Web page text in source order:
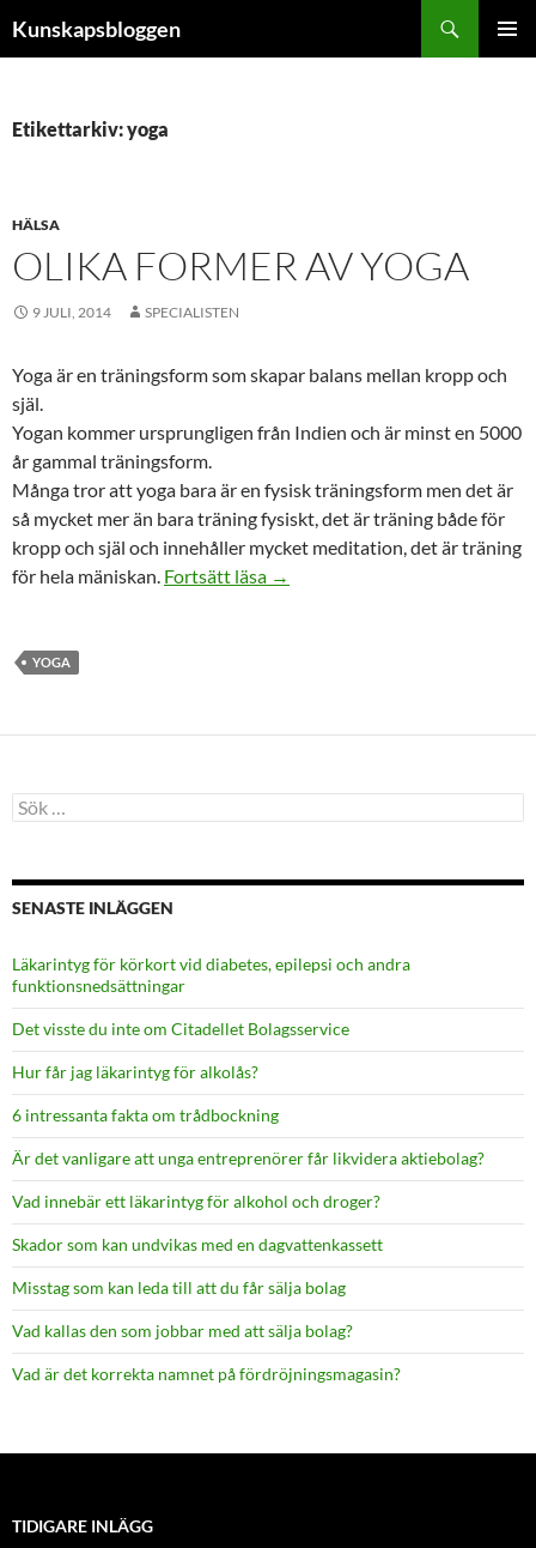
tillKunskapsbloggen
Etikettarkiv: yoga
HÄLSA
OLIKA FORMER AV YOGA
9 JULI, 2014 SPECIALISTEN
Yoga är en träningsform som skapar balans mellan kropp och
själ.
Yogan kommer ursprungligen från Indien och är minst en 5000
år gammal träningsform.
Många tror att yoga bara är en fysisk träningsform men det är
så mycket mer än bara träning fysiskt, det är träning både för
kropp och själ och innehåller mycket meditation, det är träning
för hela mäniskan. Fortsätt läsa Olika former av Yoga
→
YOGA
Sök
efter:
SENASTE INLÄGGEN
Läkarintyg för körkort vid diabetes, epilepsi och andra
funktionsnedsättningar
Det visste du inte om Citadellet Bolagsservice
Hur får jag läkarintyg för alkolås?
6 intressanta fakta om trådbockning
Är det vanligare att unga entreprenörer får likvidera aktiebolag?
Vad innebär ett läkarintyg för alkohol och droger?
Skador som kan undvikas med en dagvattenkassett
Misstag som kan leda till att du får sälja bolag
Vad kallas den som jobbar med att sälja bolag?
Vad är det korrekta namnet på fördröjningsmagasin?
TIDIGARE INLÄGG